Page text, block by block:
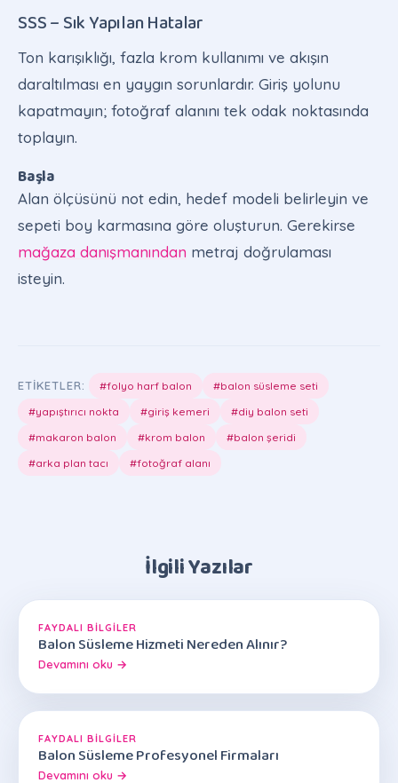
SSS – Sık Yapılan Hatalar
Ton karışıklığı, fazla krom kullanımı ve akışın
daraltılması en yaygın sorunlardır. Giriş yolunu
kapatmayın; fotoğraf alanını tek odak noktasında
toplayın.
Başla
Alan ölçüsünü not edin, hedef modeli belirleyin ve
sepeti boy karmasına göre oluşturun. Gerekirse
mağaza danışmanından metraj doğrulaması
isteyin.
ETIKETLER: #folyo harf balon
#balon süsleme seti
#yapıştırıcı nokta
#giriş kemeri
#diy balon seti
#makaron balon
#krom balon
#balon şeridi
#arka plan tacı
#fotoğraf alanı
İlgili Yazılar
FAYDALI BILGILER
Balon Süsleme Hizmeti Nereden Alınır?
Devamını oku →
FAYDALI BILGILER
Balon Süsleme Profesyonel Firmaları
Devamını oku →